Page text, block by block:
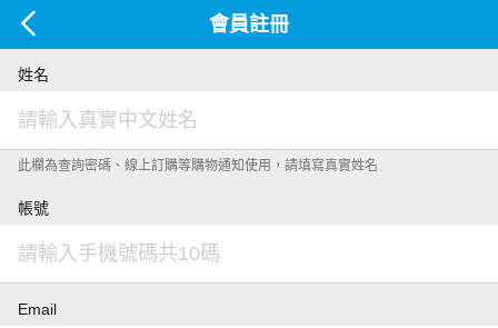
會員註冊
姓名
此欄為查詢密碼、線上訂購等購物通知使用，請填寫真實姓名
帳號
Email